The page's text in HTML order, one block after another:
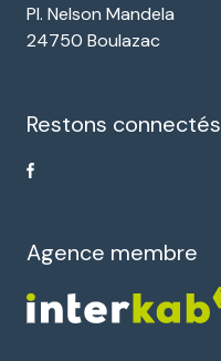
Pl. Nelson Mandela
24750 Boulazac
Restons connectés
Agence membre